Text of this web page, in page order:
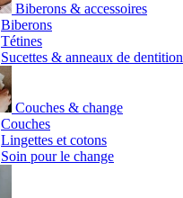
Biberons & accessoires
Biberons
Tétines
Sucettes & anneaux de dentition
Couches & change
Couches
Lingettes et cotons
Soin pour le change